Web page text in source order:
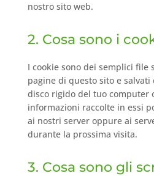
nostro sito web.
2. Cosa sono i
I cookie sono dei semplici file
pagine di questo sito e
disco rigido del tuo computer
informazioni raccolte in essi
ai nostri server oppure ai
durante la prossima visita.
3. Cosa sono gli